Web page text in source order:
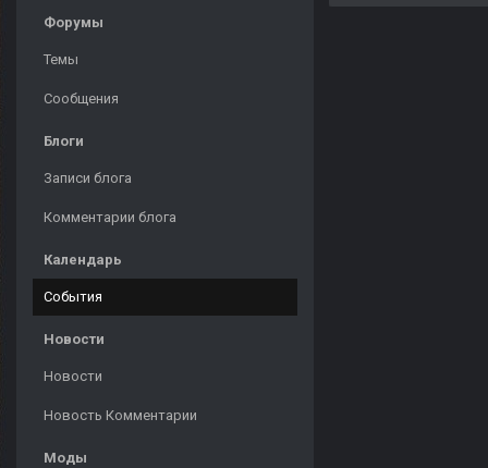
Форумы
Темы
Сообщения
Блоги
Записи блога
Комментарии блога
Календарь
События
Новости
Новости
Новость Комментарии
Моды